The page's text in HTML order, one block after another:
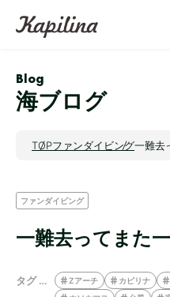
Blog
海ブログ
TOPファンダイビング一難去
ファンダイビング
一難去ってまた
タグ … Zアーチ カピリナ